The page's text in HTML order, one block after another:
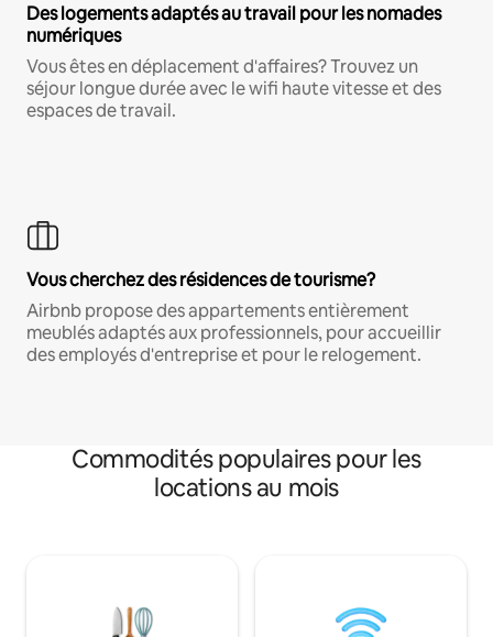
Des logements adaptés au travail pour les nomades
numériques
Vous êtes en déplacement d'affaires? Trouvez un
séjour longue durée avec le wifi haute vitesse et des
espaces de travail.
Vous cherchez des résidences de tourisme?
Airbnb propose des appartements entièrement
meublés adaptés aux professionnels, pour accueillir
des employés d'entreprise et pour le relogement.
Commodités populaires pour les
locations au mois